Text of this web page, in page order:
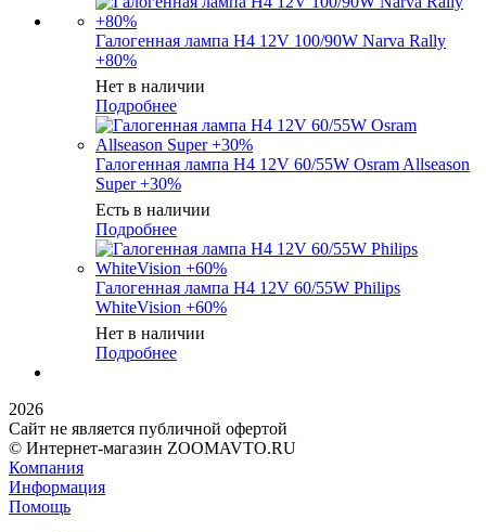
Галогенная лампа H4 12V 100/90W Narva Rally
+80%
Нет в наличии
Подробнее
Галогенная лампа H4 12V 60/55W Osram Allseason
Super +30%
Есть в наличии
Подробнее
Галогенная лампа H4 12V 60/55W Philips
WhiteVision +60%
Нет в наличии
Подробнее
2026
Сайт не является публичной офертой
© Интернет-магазин ZOOMAVTO.RU
Компания
Информация
Помощь